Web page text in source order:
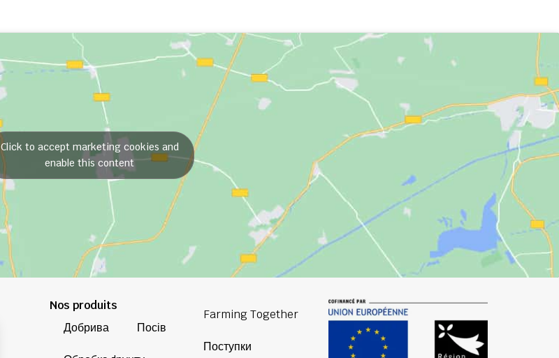
Click to accept marketing cookies and
enable this content
Nos produits
Добрива
Посів
Farming Together
Поступки